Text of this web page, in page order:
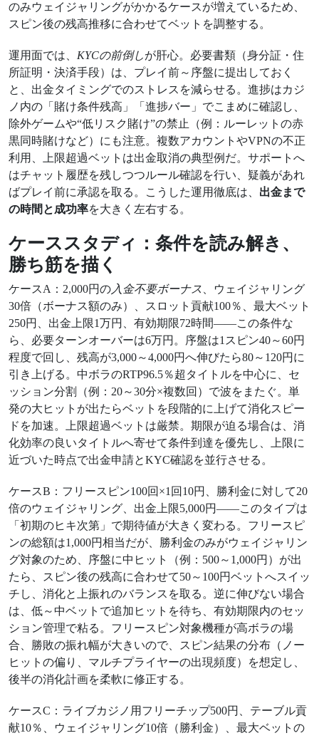
のみウェイジャリングがかかるケースが増えているため、
スピン後の残高推移に合わせてベットを調整する。
運用面では、 KYCの前倒しが肝心。必要書類（身分証・住
所証明・決済手段）は、プレイ前～序盤に提出しておく
と、出金タイミングでのストレスを減らせる。進捗はカジ
ノ内の「賭け条件残高」「進捗バー」でこまめに確認し、
除外ゲームや“低リスク賭け”の禁止（例：ルーレットの赤
黒同時賭けなど）にも注意。複数アカウントやVPNの不正
利用、上限超過ベットは出金取消の典型例だ。サポートへ
はチャット履歴を残しつつルール確認を行い、疑義があれ
ばプレイ前に承認を取る。こうした運用徹底は、 出金まで
の時間と成功率を大きく左右する。
ケーススタディ：条件を読み解き、
勝ち筋を描く
ケースA：2,000円の 入金不要ボーナス 、ウェイジャリング
30倍（ボーナス額のみ）、スロット貢献100％、最大ベット
250円、出金上限1万円、有効期限72時間——この条件な
ら、必要ターンオーバーは6万円。序盤は1スピン40～60円
程度で回し、残高が3,000～4,000円へ伸びたら80～120円に
引き上げる。中ボラのRTP96.5％超タイトルを中心に、セ
ッション分割（例：20～30分×複数回）で波をまたぐ。単
発の大ヒットが出たらベットを段階的に上げて消化スピー
ドを加速。上限超過ベットは厳禁。期限が迫る場合は、消
化効率の良いタイトルへ寄せて条件到達を優先し、上限に
近づいた時点で出金申請とKYC確認を並行させる。
ケースB：フリースピン100回×1回10円、勝利金に対して20
倍のウェイジャリング、出金上限5,000円——このタイプは
「初期のヒキ次第」で期待値が大きく変わる。フリースピ
ンの総額は1,000円相当だが、勝利金のみがウェイジャリン
グ対象のため、序盤に中ヒット（例：500～1,000円）が出
たら、スピン後の残高に合わせて50～100円ベットへスイッ
チし、消化と上振れのバランスを取る。逆に伸びない場合
は、低～中ベットで追加ヒットを待ち、有効期限内のセッ
ション管理で粘る。フリースピン対象機種が高ボラの場
合、勝敗の振れ幅が大きいので、スピン結果の分布（ノー
ヒットの偏り、マルチプライヤーの出現頻度）を想定し、
後半の消化計画を柔軟に修正する。
ケースC：ライブカジノ用フリーチップ500円、テーブル貢
献10％、ウェイジャリング10倍（勝利金）、最大ベットの